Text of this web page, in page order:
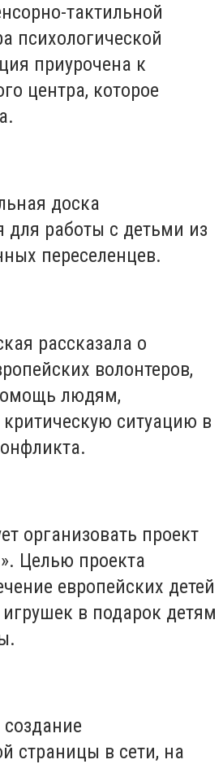
тактильной
психологической
приурочена к
центра, которое
доска
для работы с детьми из
переселенцев.
рассказала о
волонтеров,
людям,
ситуацию в
организовать проект
Целью проекта
европейских детей
в подарок детям
страницы в сети, на